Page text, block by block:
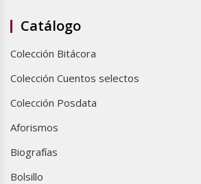
Catálogo
Colección Bitácora
Colección Cuentos selectos
Colección Posdata
Aforismos
Biografías
Bolsillo